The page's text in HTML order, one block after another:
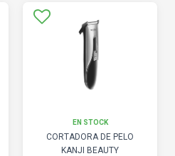
EN STOCK
CORTADORA DE PELO
KANJI BEAUTY